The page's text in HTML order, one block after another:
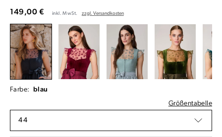
149,00 € inkl. MwSt. zzgl. Versandkosten
Farbe: blau
Größentabelle
44